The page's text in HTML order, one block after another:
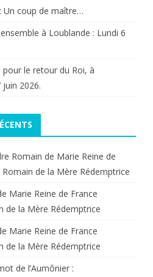
Un coup de maître…
à Loublande : Lundi 6
pour le retour du Roi, à
juin 2026.
Romain de Marie Reine de
de la Mère Rédemptrice
Marie Reine de France
de la Mère Rédemptrice
Marie Reine de France
de la Mère Rédemptrice
de l’Aumônier :